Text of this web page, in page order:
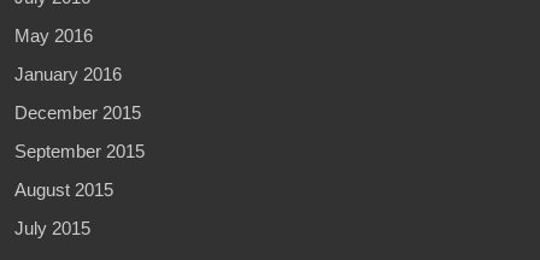
May 2016
January 2016
December 2015
September 2015
August 2015
July 2015